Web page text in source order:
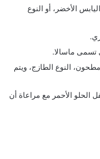
الأخضر، أو النوع
تسمى ماسالا.
مطحون، النوع الطازج، ويتم
الحلو الأحمر مع مراعاة أن